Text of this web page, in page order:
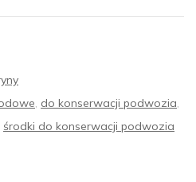
do konserwacji podwozia
środki do konserwacji podwozia